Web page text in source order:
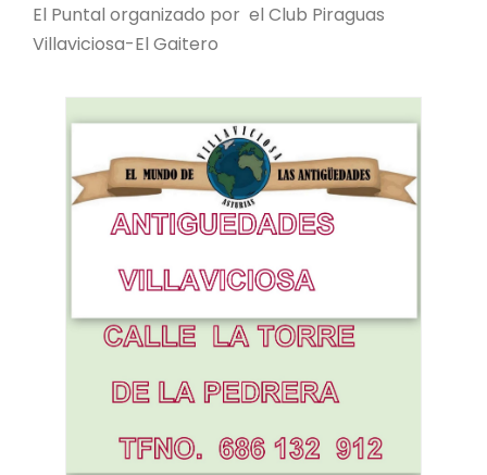
El Puntal organizado por el Club Piraguas
Villaviciosa-El Gaitero